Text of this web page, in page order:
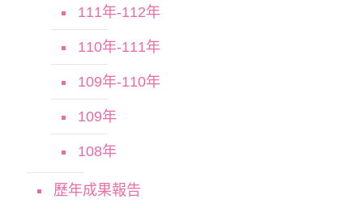
111年-112年
110年-111年
109年-110年
109年
108年
歷年成果報告